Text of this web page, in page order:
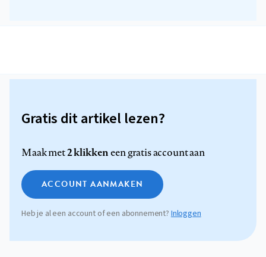
Gratis dit artikel lezen?
Maak met2 klikkeneen gratis account aan
ACCOUNT AANMAKEN
Heb je al een account of een abonnement? Inloggen